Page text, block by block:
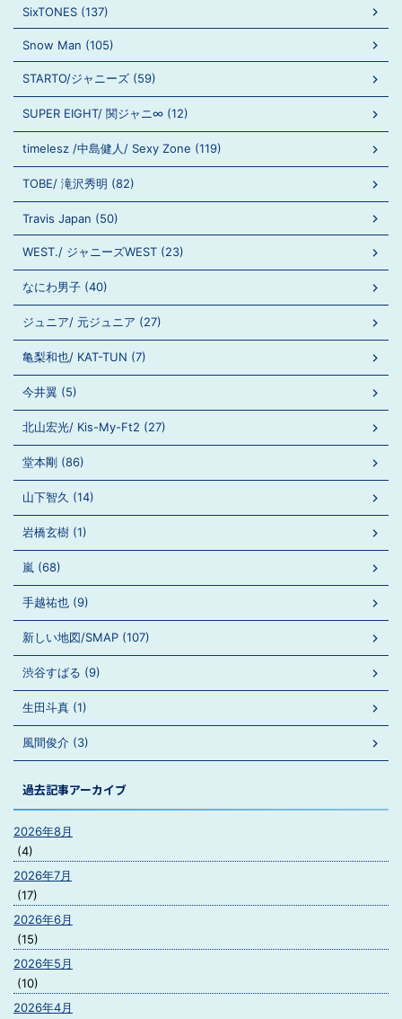
SixTONES (137)
Snow Man (105)
STARTO/ジャニーズ (59)
SUPER EIGHT/ 関ジャニ∞ (12)
timelesz /中島健人/ Sexy Zone (119)
TOBE/ 滝沢秀明 (82)
Travis Japan (50)
WEST./ ジャニーズWEST (23)
なにわ男子 (40)
ジュニア/ 元ジュニア (27)
亀梨和也/ KAT-TUN (7)
今井翼 (5)
北山宏光/ Kis-My-Ft2 (27)
堂本剛 (86)
山下智久 (14)
岩橋玄樹 (1)
嵐 (68)
手越祐也 (9)
新しい地図/SMAP (107)
渋谷すばる (9)
生田斗真 (1)
風間俊介 (3)
過去記事アーカイブ
2026年8月
(4)
2026年7月
(17)
2026年6月
(15)
2026年5月
(10)
2026年4月